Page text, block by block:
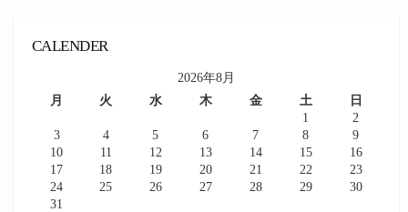
CALENDER
2026年8月
月
火 水 木 金 土
日
1
2
3
4 5 6 7 8
9
10
11 12 13 14 15
16
17
18 19 20 21 22
23
24
25 26 27 28 29
30
31